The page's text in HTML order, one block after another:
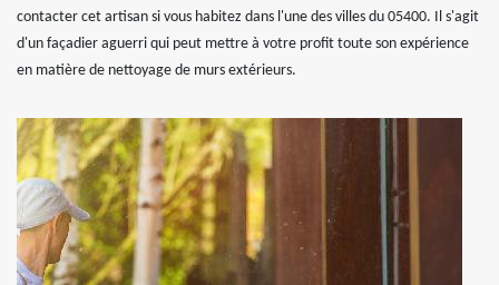
contacter cet artisan si vous habitez dans l'une des villes du 05400. Il s'agit
d'un façadier aguerri qui peut mettre à votre profit toute son expérience
en matière de nettoyage de murs extérieurs.